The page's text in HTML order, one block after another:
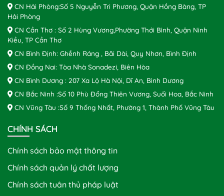
CN Hải Phòng:Số 5 Nguyễn Tri Phương, Quận Hồng Bàng, TP
Hải Phòng
CN Cần Thơ : Số 2 Hùng Vương,Phường Thới Bình, Quận Ninh
Kiều, TP Cần Thơ
CN Bình Định: Ghềnh Ráng , Bãi Dài, Quy Nhơn, Bình Định
CN Đồng Nai: Tòa Nhà Sonadezi, Biên Hòa
CN Bình Dương : 207 Xa Lộ Hà Nội, Dĩ An, Bình Dương
CN Bắc Ninh :Số 10 Phù Đổng Thiên Vương, Suối Hoa, Bắc Ninh
CN Vũng Tàu :Số 9 Thống Nhất, Phường 1, Thành Phố Vũng Tàu
CHÍNH SÁCH
Chính sách bảo mật thông tin
Chính sách quản lý chất lượng
Chính sách tuân thủ pháp luật